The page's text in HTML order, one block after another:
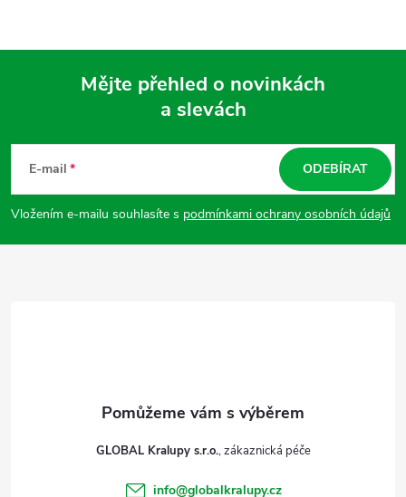
p
a
Mějte přehled o novinkách
a slevách
E-mail
Vložením e-mailu souhlasíte s podmínkami ochrany osobních údajů
ODEBÍRAT
GLOBAL Kralupy s.r.o.
info@globalkralupy.cz